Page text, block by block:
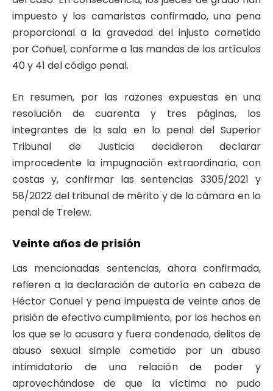
impuesto y los camaristas confirmado, una pena
proporcional a la gravedad del injusto cometido
por Coñuel, conforme a las mandas de los artículos
40 y 41 del código penal.
En resumen, por las razones expuestas en una
resolución de cuarenta y tres páginas, los
integrantes de la sala en lo penal del Superior
Tribunal de Justicia decidieron declarar
improcedente la impugnación extraordinaria, con
costas y, confirmar las sentencias 3305/2021 y
58/2022 del tribunal de mérito y de la cámara en lo
penal de Trelew.
Veinte años de prisión
Las mencionadas sentencias, ahora confirmada,
refieren a la declaración de autoría en cabeza de
Héctor Coñuel y pena impuesta de veinte años de
prisión de efectivo cumplimiento, por los hechos en
los que se lo acusara y fuera condenado, delitos de
abuso sexual simple cometido por un abuso
intimidatorio de una relación de poder y
aprovechándose de que la víctima no pudo